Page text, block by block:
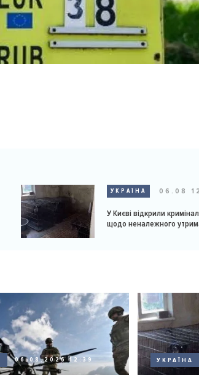
УКРАЇНА 06.08
У Києві відкрили
щодо неналежного
06.08.2026 12:39 УКРАЇНА